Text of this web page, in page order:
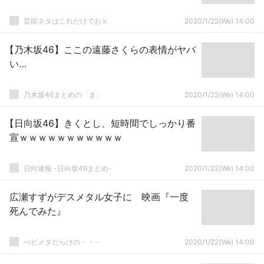
芸能ネタはこれだけでおｋ 2020/1/22(We) 14:00
【乃木坂46】ここの遠藤さくらの表情がヤバ
い…
乃木坂46まとめの「ま」 2020/1/22(We) 14:00
【日向坂46】きくとし、短時間でしっかり番
宣ｗｗｗｗｗｗｗｗｗｗｗ
日向速報 -日向坂46まとめ- 2020/1/22(We) 14:00
広瀬すずがデスメタル女子に 映画『一度
死んでみた』
べビメタだらけの・・・ 2020/1/22(We) 14:00